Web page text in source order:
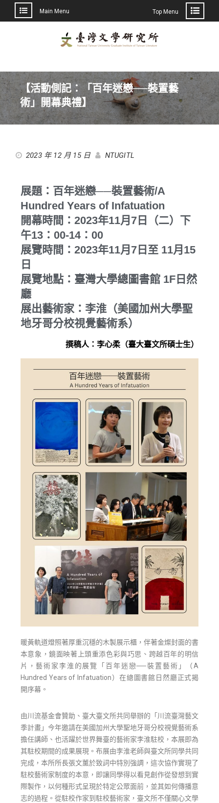
Main Menu Top Menu
【活動側記：「百年迷戀──裝置藝
術」開幕典禮】
2023 年 12 月 15 日 NTUGITL
展題：百年迷戀──裝置藝術/A
Hundred Years of Infatuation
開幕時間：2023年11月7日（二）下
午13：00-14：00
展覽時間：2023年11月7日至 11月15
日
展覽地點：臺灣大學總圖書館 1F日然
廳
展出藝術家：李淮（美國加州大學聖
地牙哥分校視覺藝術系）
撰稿人：李心柔（臺大臺文所碩士生）
暖黃軌道燈照著厚重沉穩的木製展示櫃，伴著金燦封面的書
本意象，鏡面映著上頭重添色彩與巧思、跨越百年的明信
片，藝術家李淮的展覽「百年迷戀──裝置藝術」（A
Hundred Years of Infatuation）在總圖書館日然廳正式揭
開序幕。
由川流基金會贊助、臺大臺文所共同舉辦的「川流臺灣藝文
季計畫」今年邀請在美國加州大學聖地牙哥分校視覺藝術系
擔任講師、也活躍於世界舞臺的藝術家李淮駐校，本展即為
其駐校期間的成果展現。布展由李淮老師與臺文所同學共同
完成，本所所長張文薰於致詞中特別強調，這次協作實現了
駐校藝術家制度的本意，即讓同學得以看見創作從發想到實
際製作，以何種形式呈現於特定公眾面前，並其如何傳播意
志的過程。從駐校作家到駐校藝術家，臺文所不僅關心文學